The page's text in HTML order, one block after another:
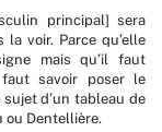
principal] sera
la voir. Parce qu’elle
mais qu’il faut
savoir poser le
d’un tableau de
ou Dentellière.